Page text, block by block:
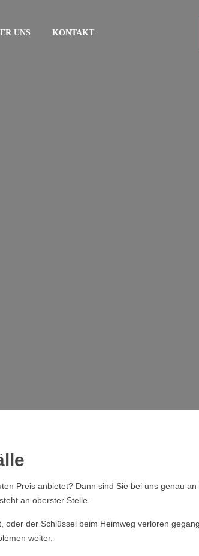
UNS KONTAKT
Preis anbietet? Dann sind Sie bei uns genau an
an oberster Stelle.
der Schlüssel beim Heimweg verloren
weiter.